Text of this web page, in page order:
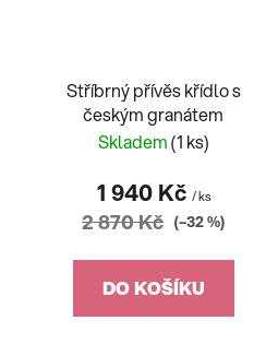
Stříbrný přívěs křídlo s
českým granátem
Skladem(1 ks)
1 940 Kč / ks
2 870 Kč (–32 %)
DO KOŠÍKU